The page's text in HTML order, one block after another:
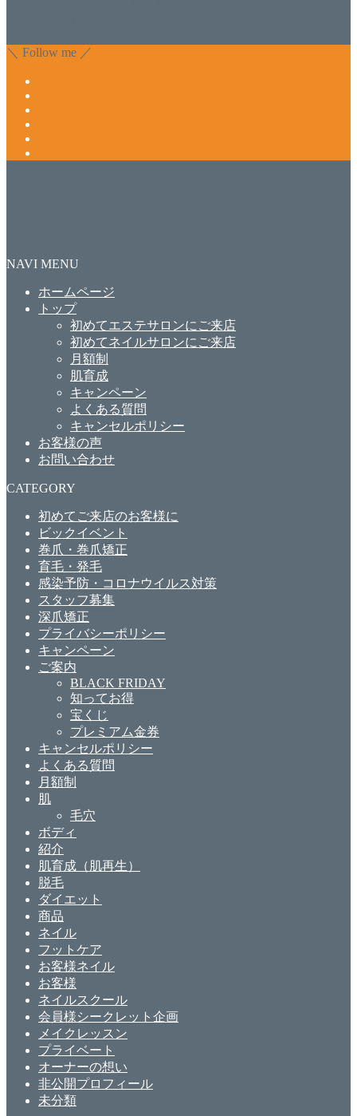
＼ Follow me ／
NAVI MENU
ホームページ
トップ
初めてエステサロンにご来店
初めてネイルサロンにご来店
月額制
肌育成
キャンペーン
よくある質問
キャンセルポリシー
お客様の声
お問い合わせ
CATEGORY
初めてご来店のお客様に
ビックイベント
巻爪・巻爪矯正
育毛・発毛
感染予防・コロナウイルス対策
スタッフ募集
深爪矯正
プライバシーポリシー
キャンペーン
ご案内
BLACK FRIDAY
知ってお得
宝くじ
プレミアム金券
キャンセルポリシー
よくある質問
月額制
肌
毛穴
ボディ
紹介
肌育成（肌再生）
脱毛
ダイエット
商品
ネイル
フットケア
お客様ネイル
お客様
ネイルスクール
会員様シークレット企画
メイクレッスン
プライベート
オーナーの想い
非公開プロフィール
未分類